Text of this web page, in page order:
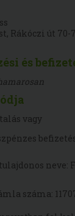
Rákóczi út 70-
és
vagy
neve:
száma: